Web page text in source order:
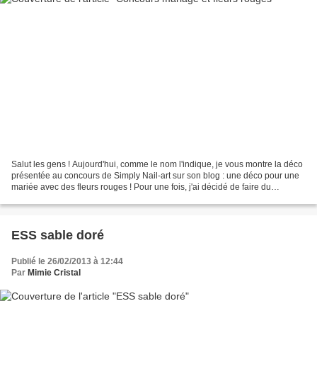
Salut les gens ! Aujourd'hui, comme le nom l'indique, je vous montre la déco
présentée au concours de Simply Nail-art sur son blog : une déco pour une
mariée avec des fleurs rouges ! Pour une fois, j'ai décidé de faire du
ESS sable doré
Publié le 26/02/2013 à 12:44
Par Mimie Cristal